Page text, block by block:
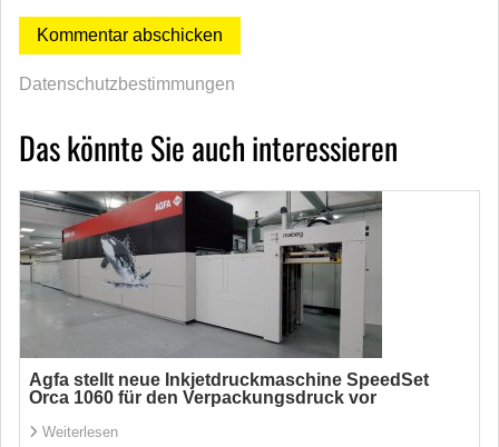
Datenschutzbestimmungen
Das könnte Sie auch interessieren
Agfa stellt neue Inkjetdruckmaschine SpeedSet
Orca 1060 für den Verpackungsdruck vor
Weiterlesen